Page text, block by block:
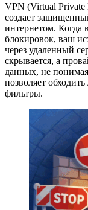
VPN (Virtual Private
создает
интернетом. Когда
блокировок, ваш
через удаленный
скрывается, а
данных, не
позволяет
фильтры.